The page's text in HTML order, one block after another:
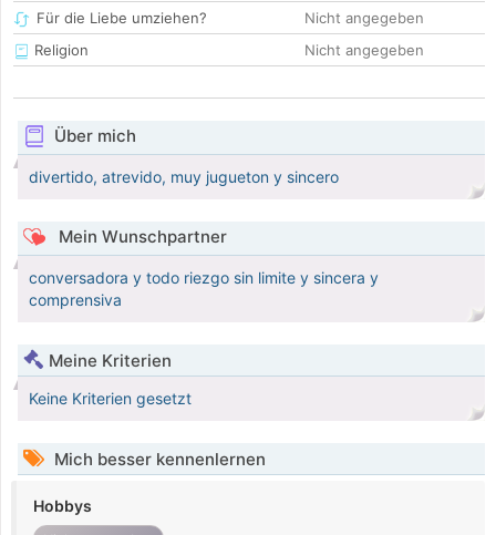
Für die Liebe umziehen?
Nicht angegeben
Religion
Nicht angegeben
Über mich
divertido, atrevido, muy jugueton y sincero
Mein Wunschpartner
conversadora y todo riezgo sin limite y sincera y
comprensiva
Meine Kriterien
Keine Kriterien gesetzt
Mich besser kennenlernen
Hobbys